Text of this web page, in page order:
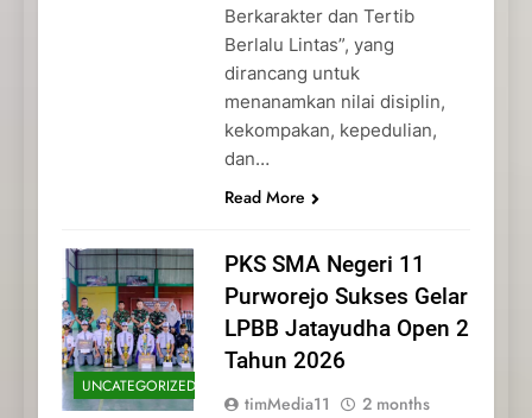
Berkarakter dan Tertib
Berlalu Lintas”, yang
dirancang untuk
menanamkan nilai disiplin,
kekompakan, kepedulian,
dan…
Read More
UNCATEGORIZED
PKS SMA Negeri 11
Purworejo Sukses Gelar
LPBB Jatayudha Open 2
Tahun 2026
timMedia11
2 months